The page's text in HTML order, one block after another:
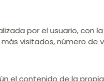
por el usuario, con
visitados, número de
el contenido de la